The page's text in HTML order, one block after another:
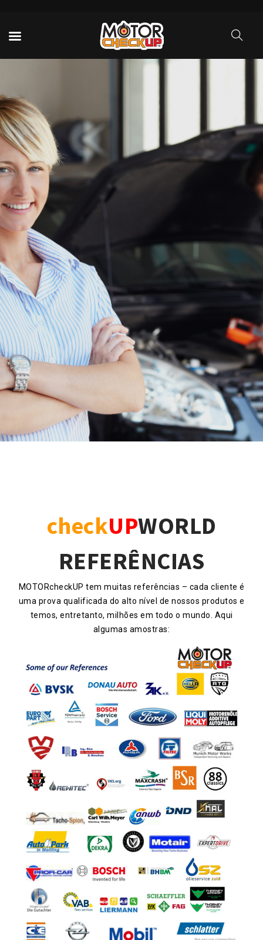
checkUPWORLD
REFERÊNCIAS
MOTORcheckUP tem muitas referências – cada cliente é
uma prova qualificada do alto nível de nossos produtos e
temos, entretanto, milhões em todo o mundo. Aqui
algumas amostras: